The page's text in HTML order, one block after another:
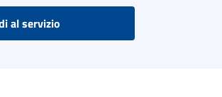
al servizio